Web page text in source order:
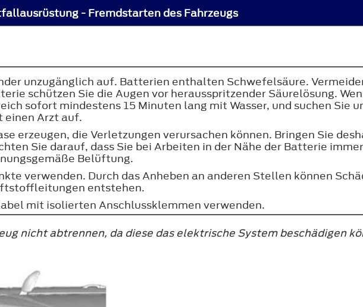
- Fremdstarten des Fahrzeugs
unzugänglich auf. Batterien enthalten Schwefelsäure.
schützen Sie die Augen vor herausspritzender Säurelösung.
sofort mindestens 15 Minuten lang mit Wasser, und suchen Sie
einen Arzt auf.
erzeugen, die Verletzungen verursachen können. Bringen Sie
Sie darauf, dass Sie bei Arbeiten in der Nähe der Batterie
Belüftung.
verwenden. Durch das Anheben an anderen Stellen können
entstehen.
mit isolierten Anschlussklemmen verwenden.
nicht abtrennen, da diese das elektrische System beschädigen